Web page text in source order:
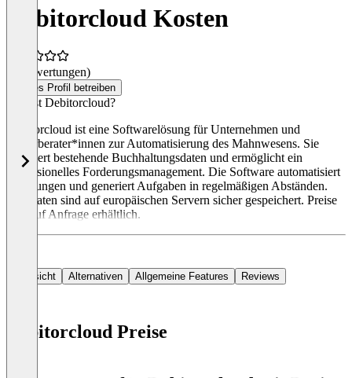
Debitorcloud Kosten
(0 Bewertungen)
Dieses Profil betreiben
Was ist Debitorcloud?
Debitorcloud ist eine Softwarelösung für Unternehmen und
Steuerberater*innen zur Automatisierung des Mahnwesens. Sie
integriert bestehende Buchhaltungsdaten und ermöglicht ein
professionelles Forderungsmanagement. Die Software automatisiert
Mahnungen und generiert Aufgaben in regelmäßigen Abständen.
Die Daten sind auf europäischen Servern sicher gespeichert. Preise
sind auf Anfrage erhältlich.
Übersicht Alternativen Allgemeine Features Reviews
Debitorcloud Preise